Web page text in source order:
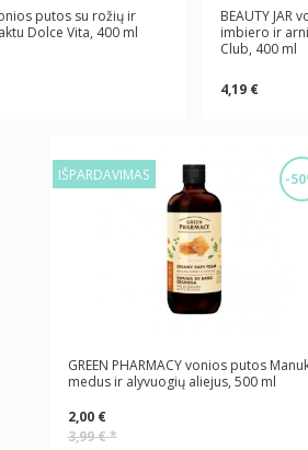
putos su rožių ir
Dolce Vita, 400 ml
BEAUTY JAR
imbiero ir
Club, 400 ml
4,19 €
-
IŠPARDAVIMAS
GREEN PHARMACY vonios putos
medus ir alyvuogių aliejus, 500 ml
2,00 €
3,99 €*